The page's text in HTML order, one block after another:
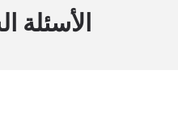
الأسئلة